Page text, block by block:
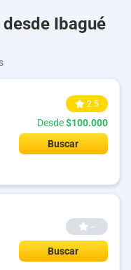
Ibagué
2.5
Desde$100.000
Buscar
--
Buscar